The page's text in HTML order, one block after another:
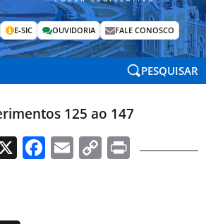
E-SIC OUVIDORIA FALE CONOSCO
PESQUISAR
125 ao 147
X Facebook
EmailCopyPrint